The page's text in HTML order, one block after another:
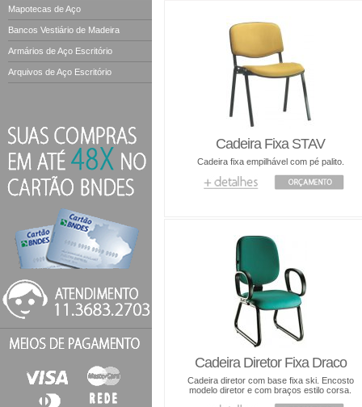
Mapotecas de Aço
Bancos Vestiário de Madeira
Armários de Aço Escritório
Arquivos de Aço Escritório
Cadeira Fixa STAV
Cadeira fixa empilhável com pé palito.
Cadeira Diretor Fixa Draco
Cadeira diretor com base fixa ski. Encosto
modelo diretor e com braços estilo corsa.